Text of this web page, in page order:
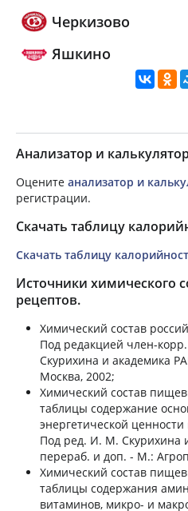
Черкизово
Яшкино
Анализатор и
Оцените анализатор и
регистрации.
Скачать таблицу
Скачать таблицу
Источники химического
рецептов.
Химический состав
Под редакцией член-
Скурихина и академика
Москва, 2002;
Химический состав
таблицы содержание
энергетической
Под ред. И. М. Скурихина
перераб. и доп. - М.:
Химический состав
таблицы содержания
витаминов, микро- и